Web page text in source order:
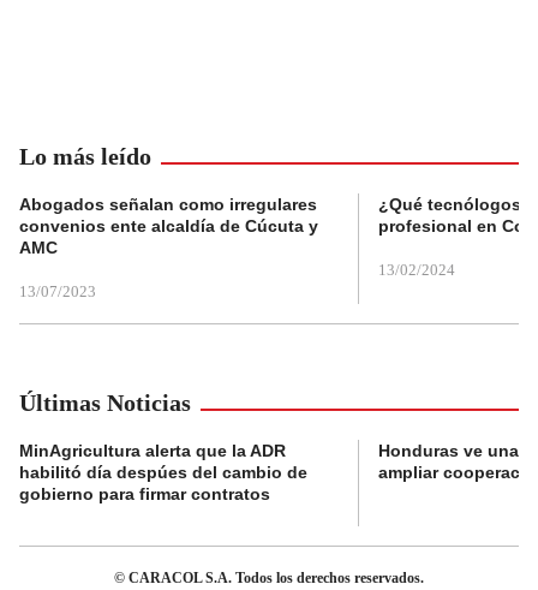
Lo más leído
Abogados señalan como irregulares
convenios ente alcaldía de Cúcuta y
AMC
13/07/2023
¿Qué tecnólogos
profesional en
13/02/2024
Últimas Noticias
MinAgricultura alerta que la ADR
habilitó día despúes del cambio de
gobierno para firmar contratos
Honduras ve una
ampliar
© CARACOL S.A. Todos los derechos reservados.